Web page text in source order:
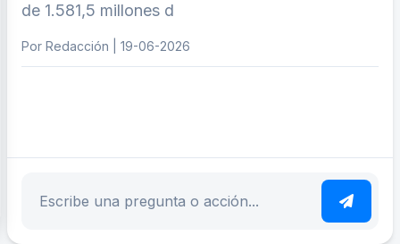
de 1.581,5 millones d
Por Redacción | 19-06-2026
Escribe tu pregunta